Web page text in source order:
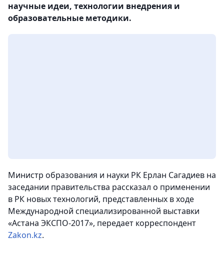
научные идеи, технологии внедрения и
образовательные методики.
Министр образования и науки РК Ерлан Сагадиев на
заседании правительства рассказал о применении
в РК новых технологий, представленных в ходе
Международной специализированной выставки
«Астана ЭКСПО-2017», передает корреспондент
Zakon.kz.